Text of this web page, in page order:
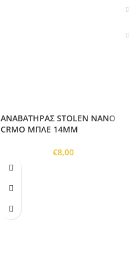
ΑΝΑΒΑΤΗΡΑΣ STOLEN NANO
CRMO ΜΠΛΕ 14MM
€8,00